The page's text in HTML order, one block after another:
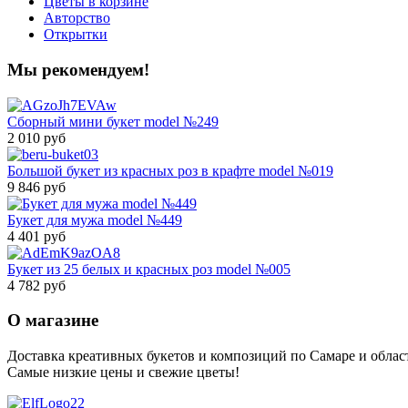
Авторство
Открытки
Мы рекомендуем!
Сборный мини букет model №249
2 010 руб
Большой букет из красных роз в крафте model №019
9 846 руб
Букет для мужа model №449
4 401 руб
Букет из 25 белых и красных роз model №005
4 782 руб
О магазине
Доставка креативных букетов и композиций по Самаре и
Самые низкие цены и свежие цветы!